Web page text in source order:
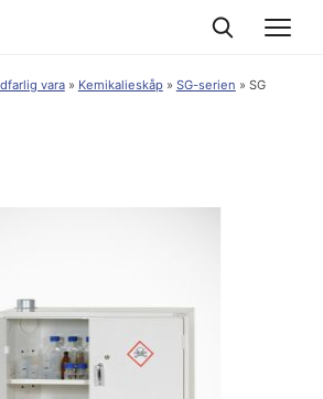
vara» Kemikalieskåp» SG-serien » SG